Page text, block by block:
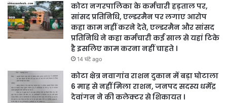
कोटा नगरपालिका के कर्मचारी हड़ताल पर,
सांसद प्रतिनिधि, एल्डरमैन पर लगाए आरोप
कहा काम नहीं करने देते, एल्डरमैन और सांसद
प्रतिनिधि ने कहा कर्मचारी कई साल से यहां टिके
है इसलिए काम करना नहीं चाहते ।
14 घंटे ago
कोटा क्षेत्र नवागांव राशन दुकान में बड़ा घोटाला
6 माह से नहीं मिला राशन, जनपद सदस्य धर्मेंद्र
देवांगन ने की कलेक्टर से शिकायत ।